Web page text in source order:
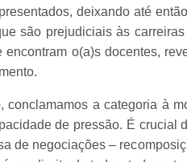
deixando até
são prejudiciais às
encontram o(a)s docentes,
conclamamos a categoria à
de pressão. É crucial
de negociações –